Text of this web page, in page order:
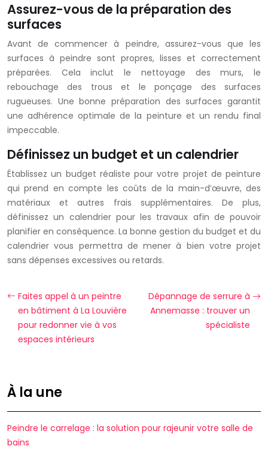
Assurez-vous de la préparation des
surfaces
Avant de commencer à peindre, assurez-vous que les
surfaces à peindre sont propres, lisses et correctement
préparées. Cela inclut le nettoyage des murs, le
rebouchage des trous et le ponçage des surfaces
rugueuses. Une bonne préparation des surfaces garantit
une adhérence optimale de la peinture et un rendu final
impeccable.
Définissez un budget et un calendrier
Établissez un budget réaliste pour votre projet de peinture
qui prend en compte les coûts de la main-d’œuvre, des
matériaux et autres frais supplémentaires. De plus,
définissez un calendrier pour les travaux afin de pouvoir
planifier en conséquence. La bonne gestion du budget et du
calendrier vous permettra de mener à bien votre projet
sans dépenses excessives ou retards.
Faites appel à un peintre
en bâtiment à La Louvière
pour redonner vie à vos
espaces intérieurs
Dépannage de serrure à
Annemasse : trouver un
spécialiste
À la une
Peindre le carrelage : la solution pour rajeunir votre salle de
bains